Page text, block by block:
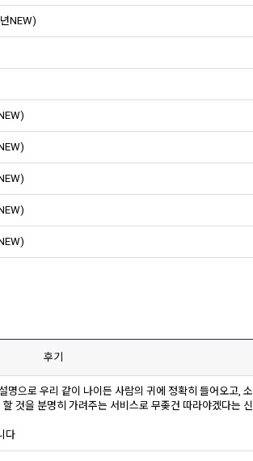
NEW)
후기
명으로 우리 같이 나이든 사람의 귀에 정확히 들어오고, 소
것을 분명히 가려주는 서비스로 무좆건 따라야겠다는 신
다